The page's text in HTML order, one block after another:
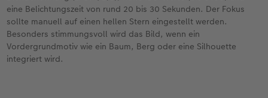
eine Belichtungszeit von rund 20 bis 30 Sekunden. Der Fokus
sollte manuell auf einen hellen Stern eingestellt werden.
Besonders stimmungsvoll wird das Bild, wenn ein
Vordergrundmotiv wie ein Baum, Berg oder eine Silhouette
integriert wird.